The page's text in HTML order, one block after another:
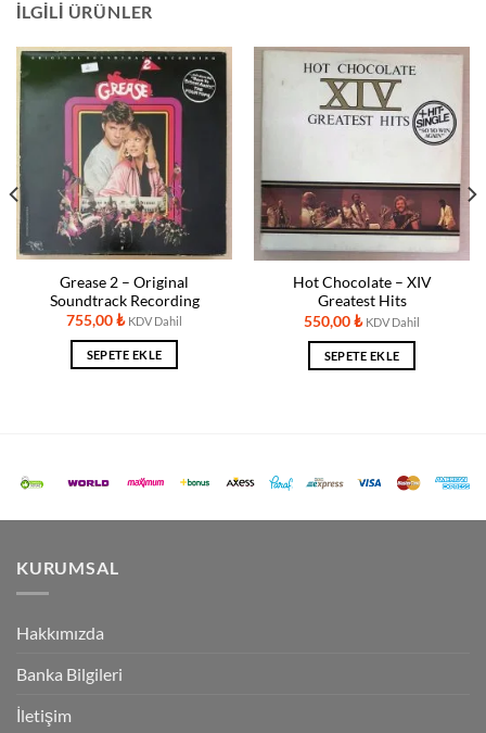
İLGILI ÜRÜNLER
Grease 2 – Original
Soundtrack Recording
755,00₺ KDV Dahil
SEPETE EKLE
Hot Chocolate ‎– XIV
Greatest Hits
550,00₺ KDV Dahil
SEPETE EKLE
KURUMSAL
Hakkımızda
Banka Bilgileri
İletişim